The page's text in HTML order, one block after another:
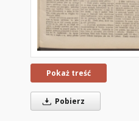
Pokaż treść
Pobierz